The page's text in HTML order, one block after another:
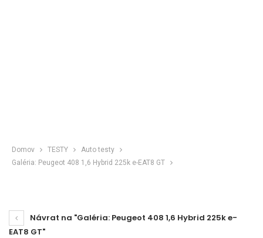
Domov TESTY
Auto testy
Galéria: Peugeot 408 1,6 Hybrid 225k e-EAT8 GT
Návrat na "Galéria: Peugeot 408 1,6 Hybrid 225k e-
EAT8 GT"